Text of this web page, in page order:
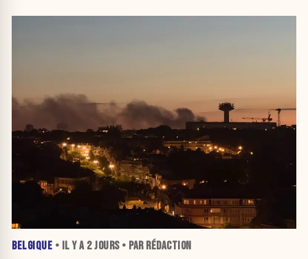
BELGIQUE • IL Y A 2 JOURS• PAR RÉDACTION